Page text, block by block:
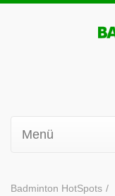
Menü
Badminton HotSpots